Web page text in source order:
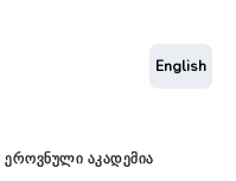
აკადემია
English